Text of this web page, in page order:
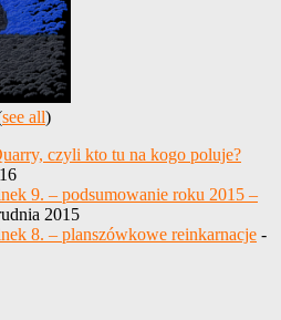
see all)
czyli kto tu na kogo poluje?
9. – podsumowanie roku 2015 –
2015
8. – planszówkowe reinkarnacje -